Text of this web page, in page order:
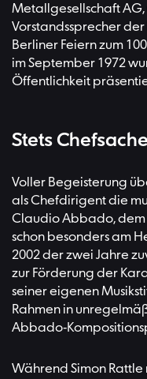
Metallgesellschaft AG,
Vorstandssprecher
Berliner Feiern zum
im September 1972
Öffentlichkeit
Stets Chefsache
Voller Begeisterung
als Chefdirigent die
Claudio Abbado,
schon besonders am
2002 der zwei Jahre
zur Förderung der
seiner eigenen
Rahmen in
Abbado-
Während Simon